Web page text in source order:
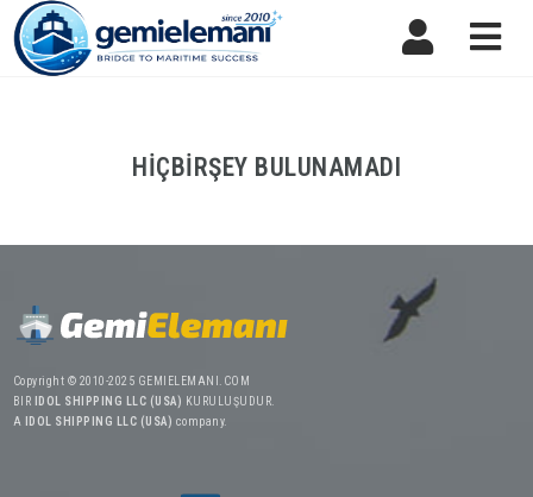
HIÇBIRŞEY BULUNAMADI
Copyright © 2010-2025 GEMIELEMANI.COM
BIR
IDOL SHIPPING LLC (USA) KURULUŞUDUR.
A
IDOL SHIPPING LLC (USA) company.